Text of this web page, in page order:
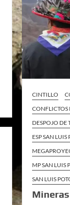
CINTILLO
CONFLICTOS
DESPOJO DE
ESP SAN LUIS
MP SAN LUIS
SAN LUIS